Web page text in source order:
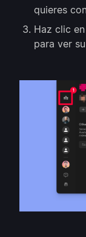
quieres
Haz clic
para ver